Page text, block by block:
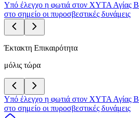
Υπό έλεγχο η φωτιά στον ΧΥΤΑ Αγίας
στο σημείο οι πυροσβεστικές δυνάμεις
Έκτακτη Επικαιρότητα
μόλις τώρα
Υπό έλεγχο η φωτιά στον ΧΥΤΑ Αγίας
στο σημείο οι πυροσβεστικές δυνάμεις